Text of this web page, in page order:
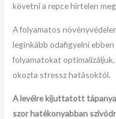
követni a repce hirtelen
A folyamatos
leginkább odafigyelni
folyamatokat
okozta stressz hatásoktól.
A levélre kijuttatott
szor hatékonyabban